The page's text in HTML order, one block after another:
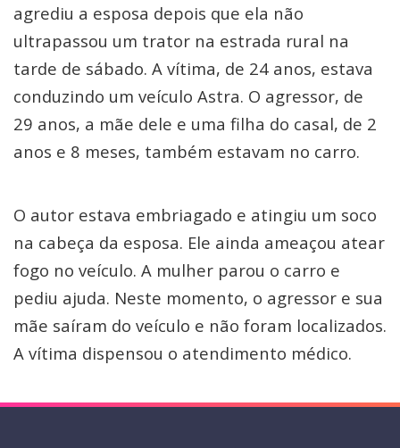
agrediu a esposa depois que ela não
ultrapassou um trator na estrada rural na
tarde de sábado. A vítima, de 24 anos, estava
conduzindo um veículo Astra. O agressor, de
29 anos, a mãe dele e uma filha do casal, de 2
anos e 8 meses, também estavam no carro.
O autor estava embriagado e atingiu um soco
na cabeça da esposa. Ele ainda ameaçou atear
fogo no veículo. A mulher parou o carro e
pediu ajuda. Neste momento, o agressor e sua
mãe saíram do veículo e não foram localizados.
A vítima dispensou o atendimento médico.